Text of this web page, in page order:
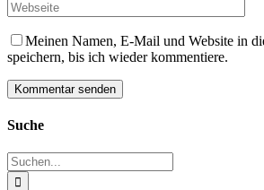
Meinen Namen, E-Mail und Website in
speichern, bis ich wieder kommentiere.
Suche
Suche
nach: